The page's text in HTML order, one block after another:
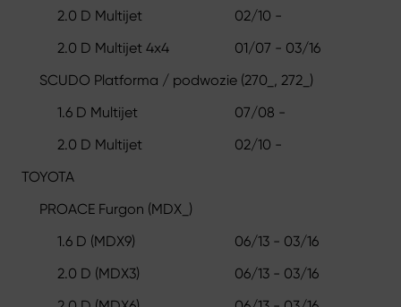
2.0 D Multijet
02/10 -
2.0 D Multijet 4x4
01/07 - 03/16
SCUDO Platforma / podwozie (270_, 272_)
1.6 D Multijet
07/08 -
2.0 D Multijet
02/10 -
TOYOTA
PROACE Furgon (MDX_)
1.6 D (MDX9)
06/13 - 03/16
2.0 D (MDX3)
06/13 - 03/16